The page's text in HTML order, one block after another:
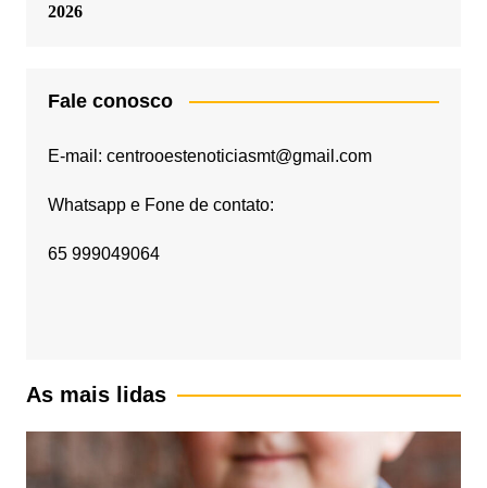
2026
Fale conosco
E-mail: centrooestenoticiasmt@gmail.com
Whatsapp e Fone de contato:
65 999049064
As mais lidas